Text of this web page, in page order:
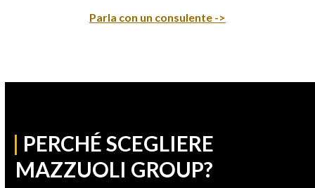
Parla con un consulente ->
| PERCHÉ SCEGLIERE
MAZZUOLI GROUP?